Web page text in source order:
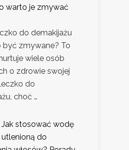
warto je zmywać
do demakijażu
być zmywane? To
wiele osób
o zdrowie swojej
do
choć …
Jak stosować wodę
utlenioną do